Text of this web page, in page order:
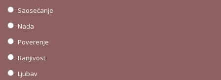
Saosećanje
Nada
Poverenje
Ranjivost
Ljubav